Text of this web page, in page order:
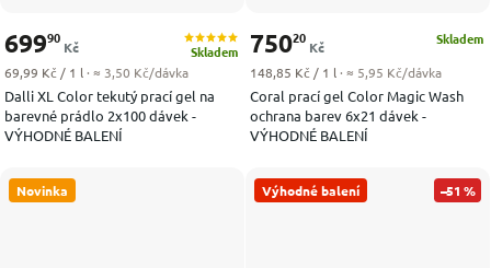
Dalli XL Color tekutý prací gel na
barevné prádlo 2x100 dávek -
VÝHODNÉ BALENÍ
Skladem
69990
Kč
Měrná cena:
69,99 Kč / 1 l · ≈ 3,50 Kč/dávka
Coral prací gel Color Magic Wash
ochrana barev 6x21 dávek -
VÝHODNÉ BALENÍ
Skladem
75020
Kč
Měrná cena:
148,85 Kč / 1 l · ≈ 5,95 Kč/dávka
Novinka Výhodné balení –51 %